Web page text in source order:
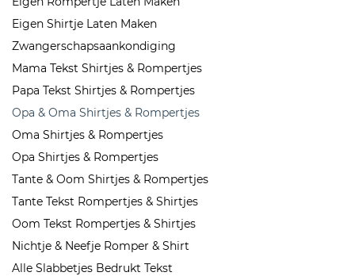
Eigen Shirtje Laten Maken
Zwangerschapsaankondiging
Mama Tekst Shirtjes & Rompertjes
Papa Tekst Shirtjes & Rompertjes
Opa & Oma Shirtjes & Rompertjes
Oma Shirtjes & Rompertjes
Opa Shirtjes & Rompertjes
Tante & Oom Shirtjes & Rompertjes
Tante Tekst Rompertjes & Shirtjes
Oom Tekst Rompertjes & Shirtjes
Nichtje & Neefje Romper & Shirt
Alle Slabbetjes Bedrukt Tekst